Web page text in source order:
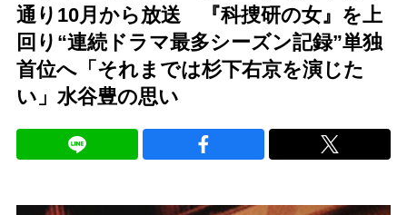
通り10月から放送 『科捜研の女』を上
回り“連続ドラマ最多シーズン記録”単独
首位へ「それまでは杉下右京を演じた
い」水谷豊の思い